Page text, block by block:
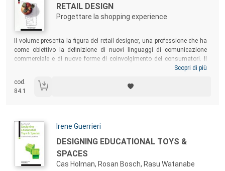
Titolo:
RETAIL DESIGN
Progettare la shopping experience
Sommario:
Il volume presenta la figura del retail designer, una professione che ha
come obiettivo la definizione di nuovi linguaggi di comunicazione
commerciale e di nuove forme di coinvolgimento dei consumatori. Il
libro presenta: uno spaccato sulla conoscenza del mercato
culturali); le regole fondamentali per una corretta progettazione degli
spazi retail; l’analisi di due categorie di spazi retail: un retail store
Scopri di più
cod.
84.1
Autori:
Irene Guerrieri
Titolo:
DESIGNING EDUCATIONAL TOYS &
SPACES
Cas Holman, Rosan Bosch, Rasu Watanabe